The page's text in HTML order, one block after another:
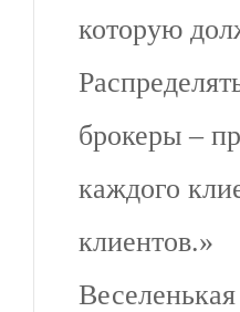
которую
брокеры –
каждого
клиентов.»